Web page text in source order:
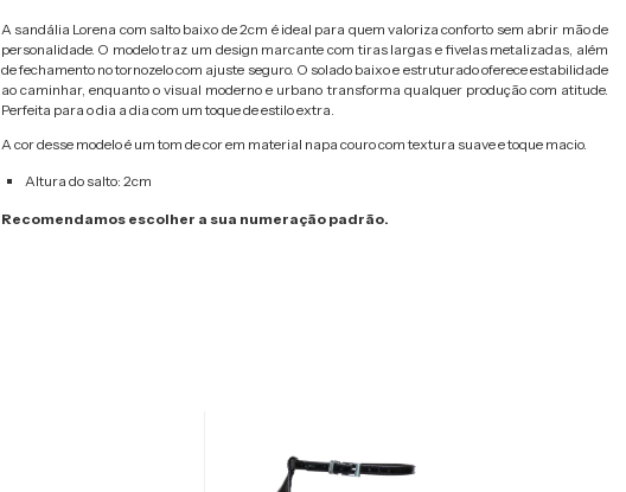
A sandália Lorena com salto baixo de 2cm é ideal para quem valoriza conforto sem abrir mão de
personalidade. O modelo traz um design marcante com tiras largas e fivelas metalizadas, além
de fechamento no tornozelo com ajuste seguro. O solado baixo e estruturado oferece estabilidade
ao caminhar, enquanto o visual moderno e urbano transforma qualquer produção com atitude.
Perfeita para o dia a dia com um toque de estilo extra.
A cor desse modelo é um tom de cor em material napa couro com textura suave e toque macio.
Altura do salto: 2cm
Recomendamos escolher a sua numeração padrão.